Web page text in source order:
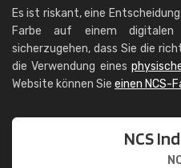
Es ist riskant, eine
Farbe auf einem
sicherzugehen, dass Sie die
die Verwendung eines
Website können Sie einen NCS-
NCS